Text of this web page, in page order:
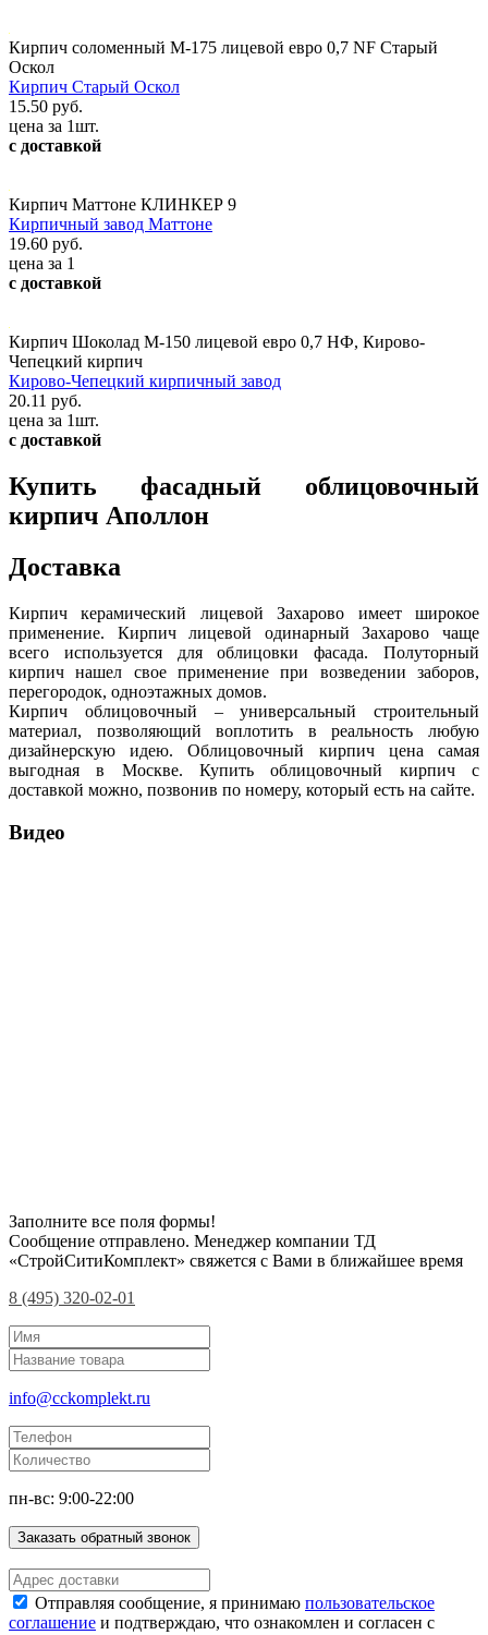
Кирпич соломенный М-175 лицевой евро 0,7 NF Старый
Оскол
Кирпич Старый Оскол
15.50 руб.
цена за 1шт.
с доставкой
Кирпич Маттоне КЛИНКЕР 9
Кирпичный завод Маттоне
19.60 руб.
цена за 1
с доставкой
Кирпич Шоколад М-150 лицевой евро 0,7 НФ, Кирово-
Чепецкий кирпич
Кирово-Чепецкий кирпичный завод
20.11 руб.
цена за 1шт.
с доставкой
Купить фасадный облицовочный
кирпич Аполлон
Доставка
Кирпич керамический лицевой Захарово имеет широкое
применение. Кирпич лицевой одинарный Захарово чаще
всего используется для облицовки фасада. Полуторный
кирпич нашел свое применение при возведении заборов,
перегородок, одноэтажных домов.
Кирпич облицовочный – универсальный строительный
материал, позволяющий воплотить в реальность любую
дизайнерскую идею. Облицовочный кирпич цена самая
выгодная в Москве. Купить облицовочный кирпич с
доставкой можно, позвонив по номеру, который есть на сайте.
Видео
Заполните все поля формы!
Сообщение отправлено. Менеджер компании ТД
«СтройСитиКомплект» свяжется с Вами в ближайшее время
8 (495) 320-02-01
info@cckomplekt.ru
пн-вс: 9:00-22:00
Заказать обратный звонок
Отправляя сообщение, я принимаю пользовательское
соглашение и подтверждаю, что ознакомлен и согласен с